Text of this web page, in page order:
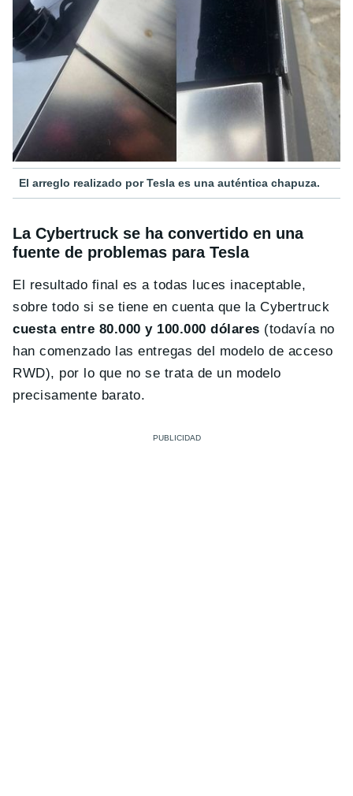
El arreglo realizado por Tesla es una auténtica chapuza.
La Cybertruck se ha convertido en una
fuente de problemas para Tesla
El resultado final es a todas luces inaceptable,
sobre todo si se tiene en cuenta que la Cybertruck
cuesta entre 80.000 y 100.000 dólares (todavía no
han comenzado las entregas del modelo de acceso
RWD), por lo que no se trata de un modelo
precisamente barato.